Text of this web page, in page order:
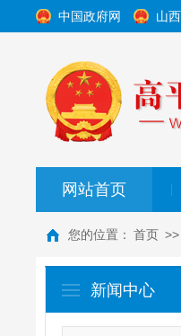
中国政府网 山
网站首页
您的位置： 首页 >>
新闻中心